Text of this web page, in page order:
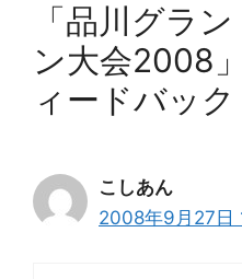
「品川グラ
ン大会2008
ィードバック
こしあん
2008年9月27日